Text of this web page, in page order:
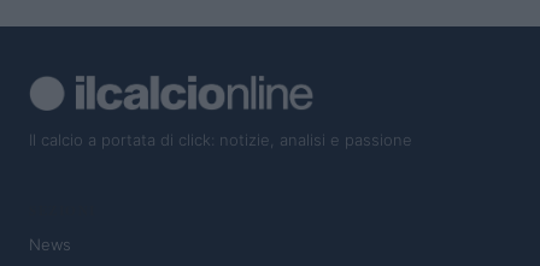
Il calcio a portata di click: notizie, analisi e passione
News